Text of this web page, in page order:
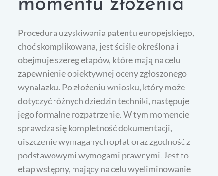
momentu złożenia
Procedura uzyskiwania patentu europejskiego,
choć skomplikowana, jest ściśle określona i
obejmuje szereg etapów, które mają na celu
zapewnienie obiektywnej oceny zgłoszonego
wynalazku. Po złożeniu wniosku, który może
dotyczyć różnych dziedzin techniki, następuje
jego formalne rozpatrzenie. W tym momencie
sprawdza się kompletność dokumentacji,
uiszczenie wymaganych opłat oraz zgodność z
podstawowymi wymogami prawnymi. Jest to
etap wstępny, mający na celu wyeliminowanie